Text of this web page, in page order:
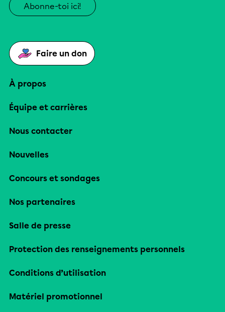
Abonne-toi ici!
Faire un don
À propos
Équipe et carrières
Nous contacter
Nouvelles
Concours et sondages
Nos partenaires
Salle de presse
Protection des renseignements personnels
Conditions d’utilisation
Matériel promotionnel